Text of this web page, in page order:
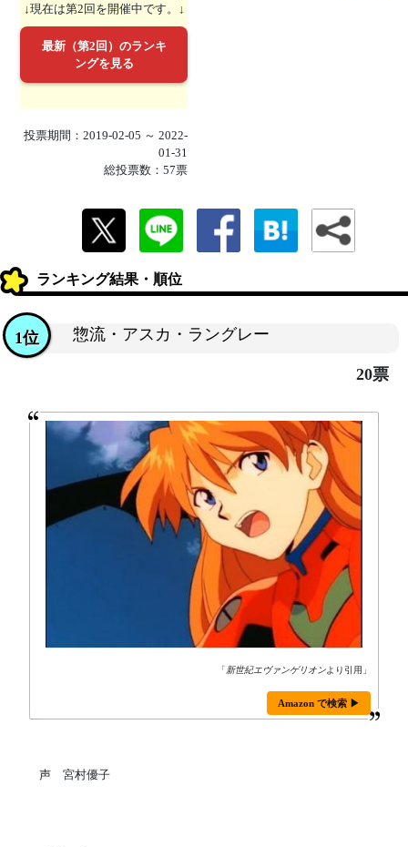
↓現在は第2回を開催中です。↓
最新（第2回）のランキ
ングを見る
投票期間：2019-02-05 ～ 2022-
01-31
総投票数：57票
ランキング結果・順位
惣流・アスカ・ラングレー
1位
20票
「新世紀エヴァンゲリオンより引用」
Amazon で検索 ▶
声 宮村優子